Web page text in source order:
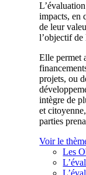
impacts, en
de leur
l’objectif de
Elle permet
projets, ou
intègre de
et
parties
Voir le
Les